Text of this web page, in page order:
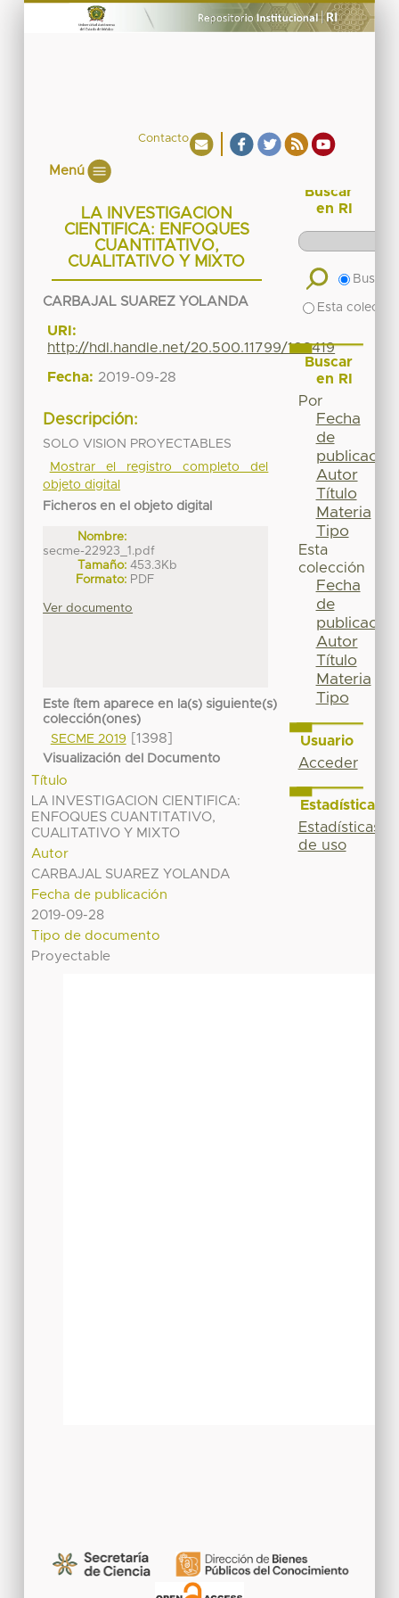
Contacto
Menú
LA INVESTIGACION
CIENTIFICA: ENFOQUES
CUANTITATIVO,
CUALITATIVO Y MIXTO
CARBAJAL SUAREZ YOLANDA
URI:
http://hdl.handle.net/20.500.11799/108419
Fecha: 2019-09-28
Descripción:
SOLO VISION PROYECTABLES
Mostrar el registro completo del
objeto digital
Ficheros en el objeto digital
Nombre:
secme-22923_1.pdf
Tamaño: 453.3Kb
Formato: PDF
Ver documento
Este ítem aparece en la(s) siguiente(s)
colección(ones)
SECME 2019
[1398]
Visualización del Documento
Título
LA INVESTIGACION CIENTIFICA:
ENFOQUES CUANTITATIVO,
CUALITATIVO Y MIXTO
Autor
CARBAJAL SUAREZ YOLANDA
Fecha de publicación
2019-09-28
Tipo de documento
Proyectable
Buscar
en RI
Buscar
Esta
Buscar
en RI
Por
Fecha
de
publicación
Autor
Título
Materia
Tipo
Esta
colección
Fecha
de
publicación
Autor
Título
Materia
Tipo
Usuario
Acceder
Estadísticas
Estadísticas
de uso